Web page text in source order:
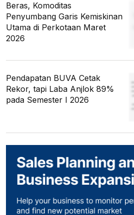
Beras, Komoditas
Penyumbang Garis Kemiskinan
Utama di Perkotaan Maret
2026
Pendapatan BUVA Cetak
Rekor, tapi Laba Anjlok 89%
pada Semester I 2026